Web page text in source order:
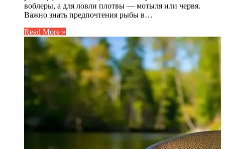
воблеры, а для ловли плотвы — мотыля или червя.
Важно знать предпочтения рыбы в…
Read More »